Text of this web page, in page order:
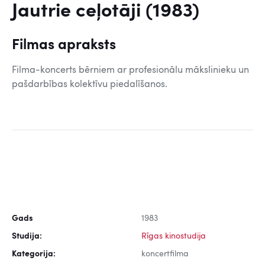
Jautrie ceļotāji (1983)
Filmas apraksts
Filma-koncerts bērniem ar profesionālu mākslinieku un
pašdarbības kolektīvu piedalīšanos.
Gads 1983
Studija: Rīgas kinostudija
Kategorija: koncertfilma